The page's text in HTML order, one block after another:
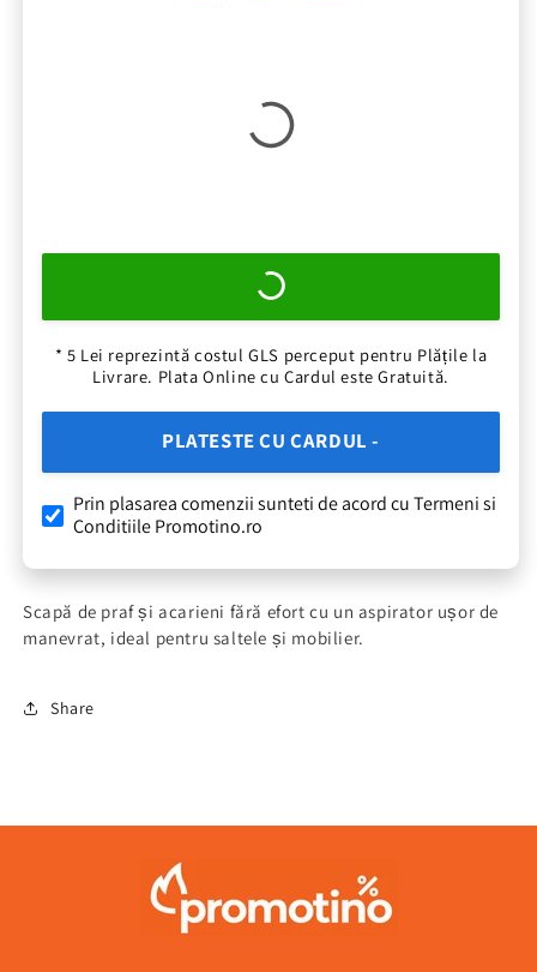
* 5 Lei reprezintă costul GLS perceput pentru Plățile la
Livrare. Plata Online cu Cardul este Gratuită.
PLATESTE CU CARDUL -
Prin plasarea comenzii sunteti de acord cu Termeni si
Conditiile Promotino.ro
Scapă de praf și acarieni fără efort cu un aspirator ușor de
manevrat, ideal pentru saltele și mobilier.
Share